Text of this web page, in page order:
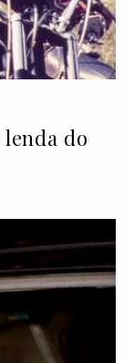
do